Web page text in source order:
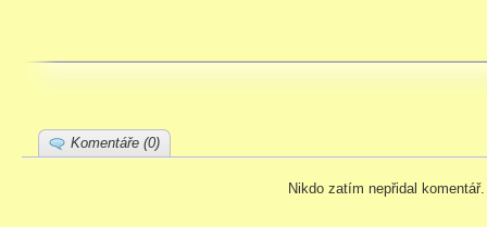
Komentáře (0)
Nikdo zatím nepřidal komentář.